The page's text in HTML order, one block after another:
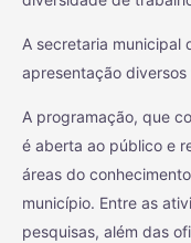
A secretaria municipal
apresentação diversos
A programação, que
é aberta ao público e
áreas do
município. Entre as
pesquisas, além das